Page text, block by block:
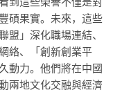
碩果實。未來，這些
盟」深化職場連結、
絡、「創新創業平
動力。他們將在中國
兩地文化交融與經濟